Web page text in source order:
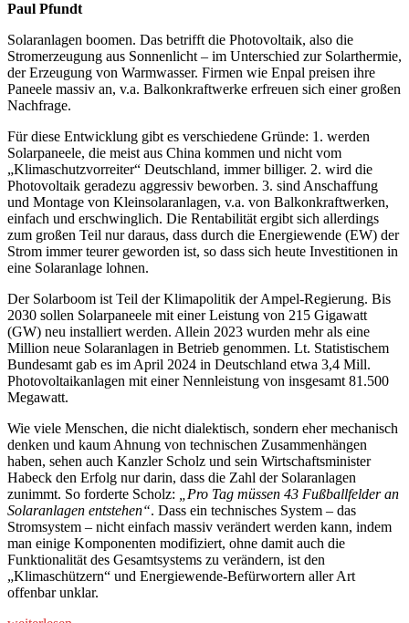
Programms
Gruppe
ArbeiterInnenmacht“
Umweltteil
des
Programms
der
Paul Pfundt
Solaranlagen boomen. Das betrifft die Photovoltaik, also die
Stromerzeugung aus Sonnenlicht – im Unterschied zur Solarthermie,
der Erzeugung von Warmwasser. Firmen wie Enpal preisen ihre
Paneele massiv an, v.a. Balkonkraftwerke erfreuen sich einer großen
Nachfrage.
Für diese Entwicklung gibt es verschiedene Gründe: 1. werden
Solarpaneele, die meist aus China kommen und nicht vom
„Klimaschutzvorreiter“ Deutschland, immer billiger. 2. wird die
Photovoltaik geradezu aggressiv beworben. 3. sind Anschaffung
und Montage von Kleinsolaranlagen, v.a. von Balkonkraftwerken,
einfach und erschwinglich. Die Rentabilität ergibt sich allerdings
zum großen Teil nur daraus, dass durch die Energiewende (EW) der
Strom immer teurer geworden ist, so dass sich heute Investitionen in
eine Solaranlage lohnen.
Der Solarboom ist Teil der Klimapolitik der Ampel-Regierung. Bis
2030 sollen Solarpaneele mit einer Leistung von 215 Gigawatt
(GW) neu installiert werden. Allein 2023 wurden mehr als eine
Million neue Solaranlagen in Betrieb genommen. Lt. Statistischem
Bundesamt gab es im April 2024 in Deutschland etwa 3,4 Mill.
Photovoltaikanlagen mit einer Nennleistung von insgesamt 81.500
Megawatt.
Wie viele Menschen, die nicht dialektisch, sondern eher mechanisch
denken und kaum Ahnung von technischen Zusammenhängen
haben, sehen auch Kanzler Scholz und sein Wirtschaftsminister
Habeck den Erfolg nur darin, dass die Zahl der Solaranlagen
zunimmt. So forderte Scholz:
„Pro Tag müssen 43 Fußballfelder an
Solaranlagen entstehen“. Dass ein technisches System – das
Stromsystem – nicht einfach massiv verändert werden kann, indem
man einige Komponenten modifiziert, ohne damit auch die
Funktionalität des Gesamtsystems zu verändern, ist den
„Klimaschützern“ und Energiewende-Befürwortern aller Art
offenbar unklar.